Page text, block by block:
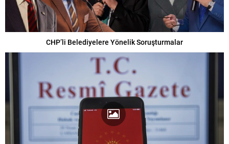
CHP’li Belediyelere Yönelik Soruşturmalar